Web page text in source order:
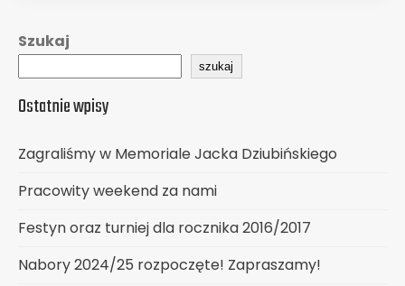
Szukaj
szukaj
Ostatnie wpisy
Zagraliśmy w Memoriale Jacka Dziubińskiego
Pracowity weekend za nami
Festyn oraz turniej dla rocznika 2016/2017
Nabory 2024/25 rozpoczęte! Zapraszamy!